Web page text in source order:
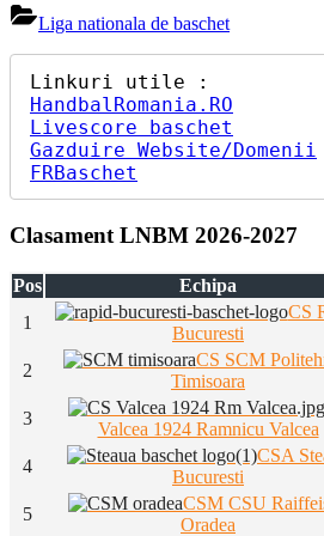
Rapid
București
învinge
pe
Politehnica
Timișoara
cu
128-
Liga nationala de baschet
HandbalRomania.RO
Livescore baschet
Gazduire Website/Domenii
FRBaschet
Clasament LNBM 2026-2027
Pos Echipa
1
CS
Bucuresti
2
CS SCM
Timisoara
3
Valcea 1924 Ramnicu Valcea
4
CSA
Bucuresti
5
CSM CSU
Oradea